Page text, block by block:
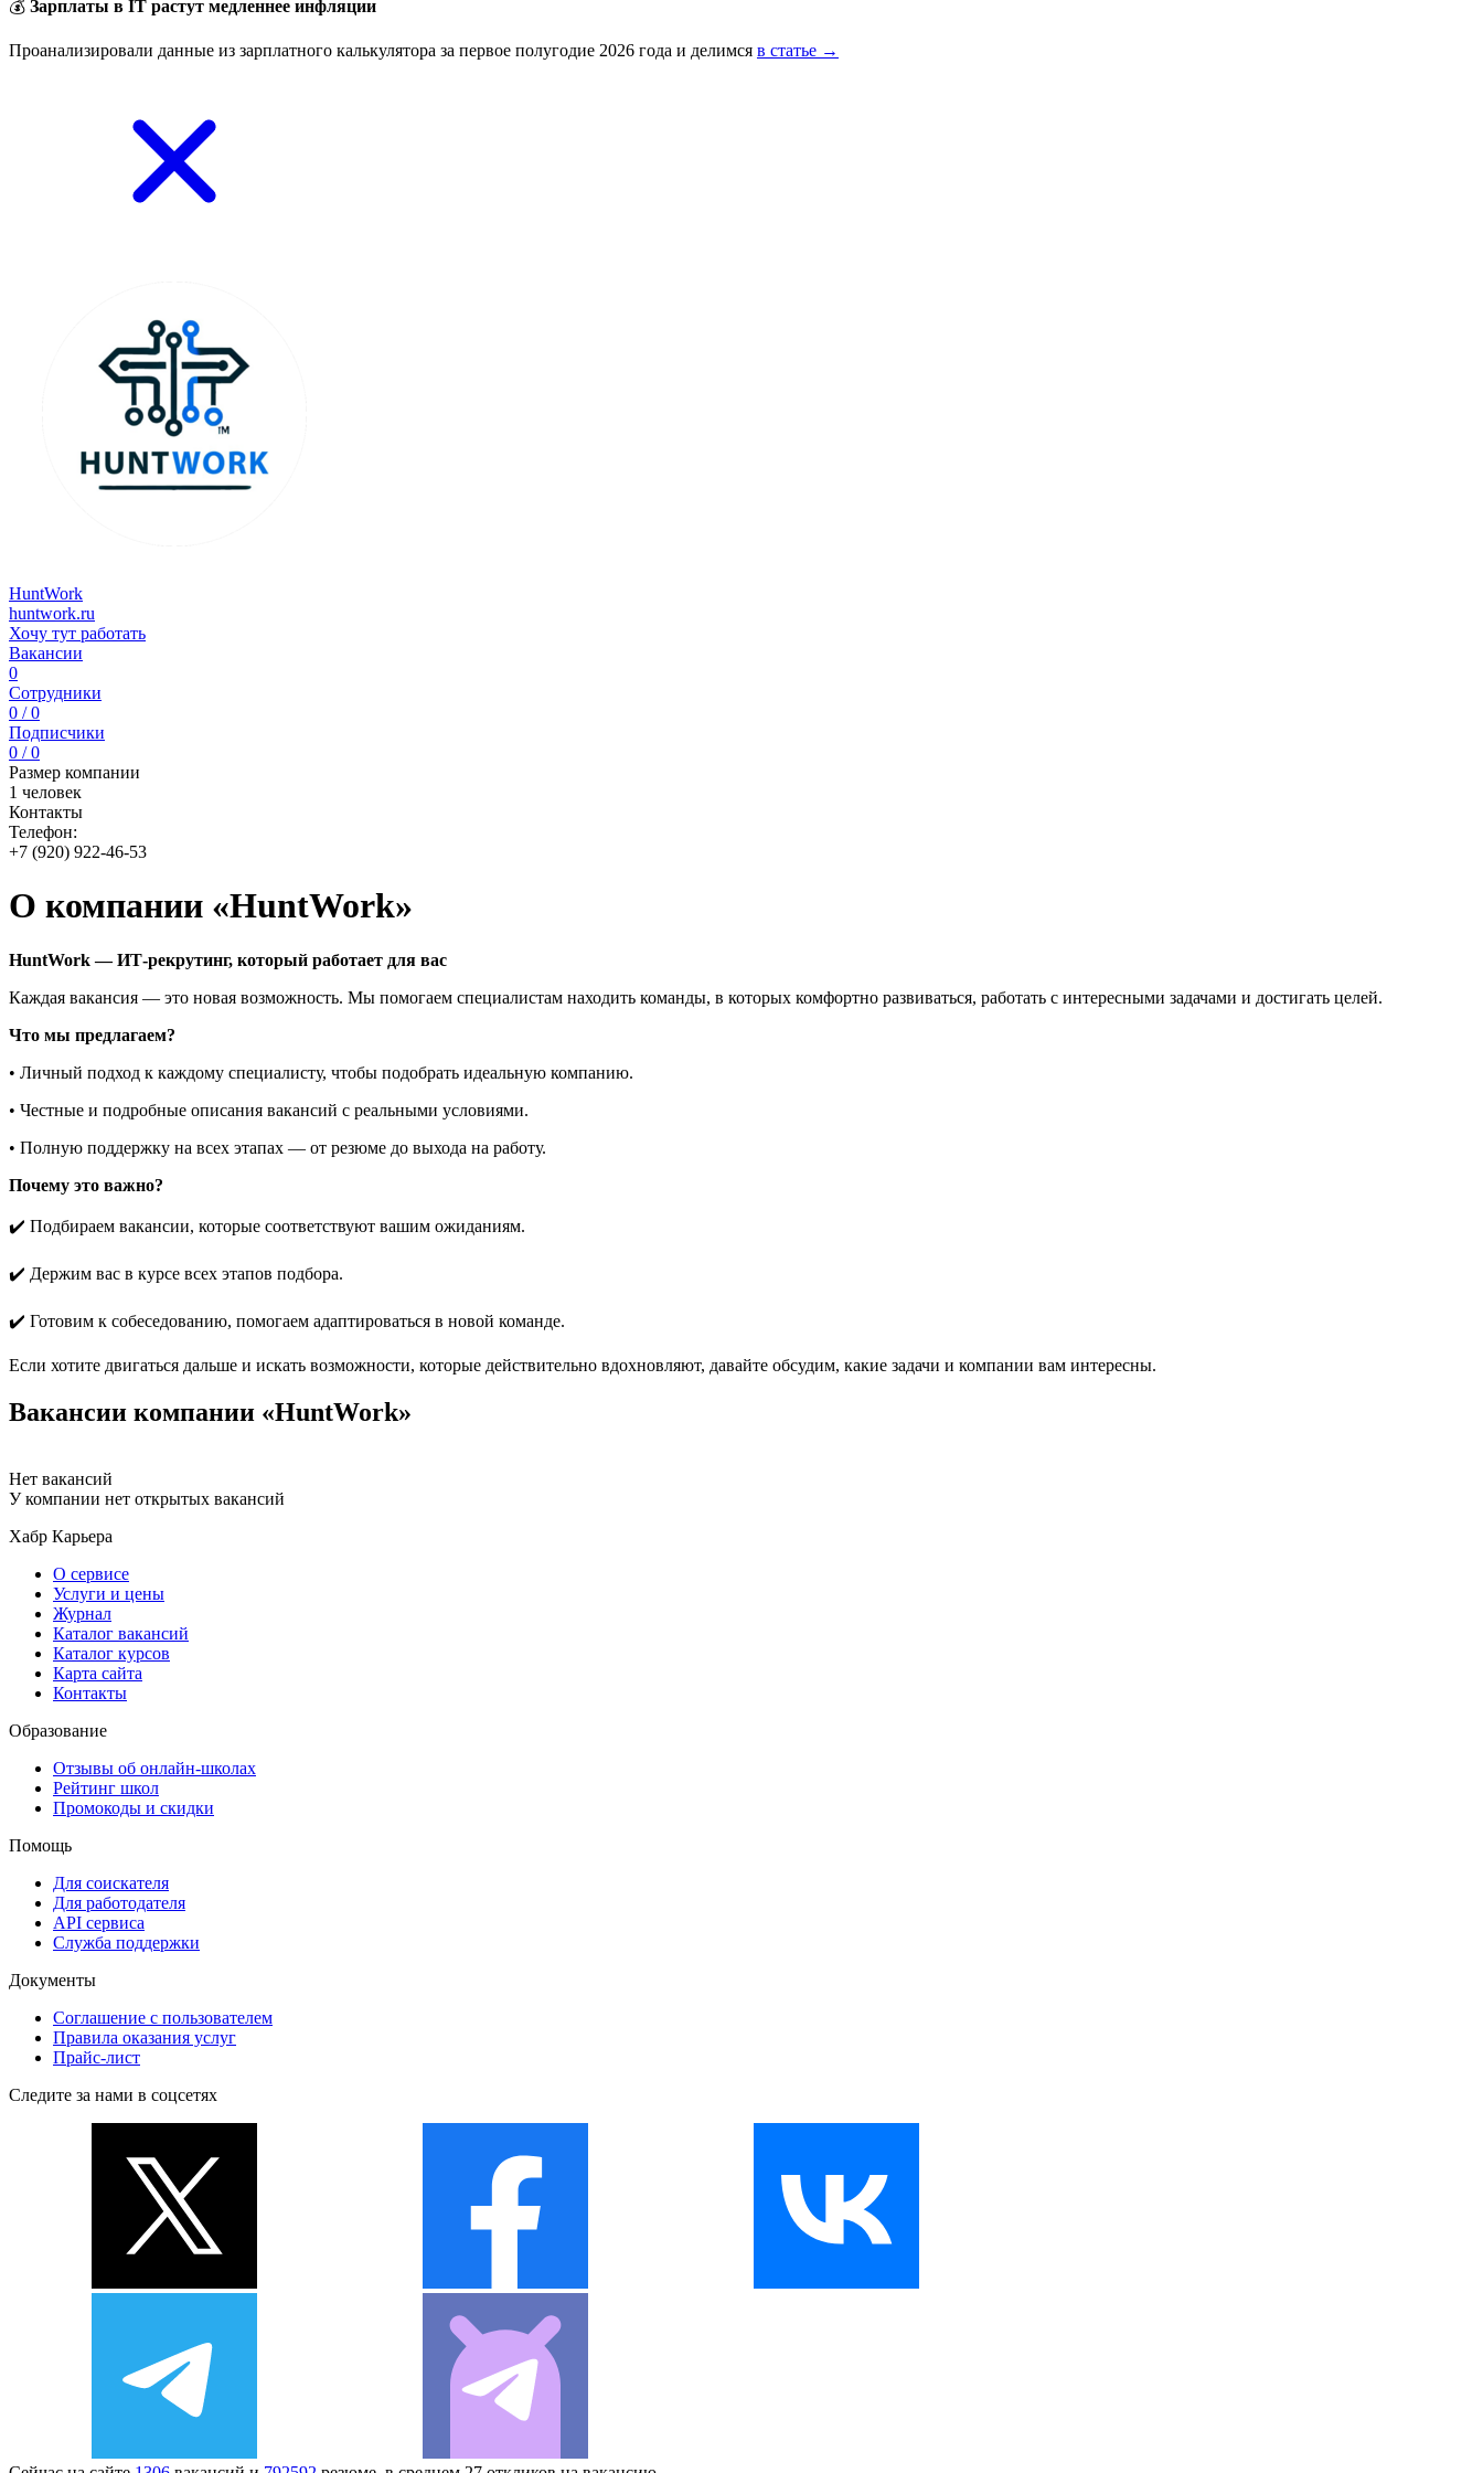
💰 Зарплаты в IT растут медленнее инфляции
Проанализировали данные из зарплатного калькулятора за первое полугодие 2026 года и делимся в статье →
HuntWork
huntwork.ru
Хочу тут работать
Вакансии
0
Сотрудники
0 / 0
Подписчики
0 / 0
Размер компании
1 человек
Контакты
Телефон:
+7 (920) 922-46-53
О компании «HuntWork»
HuntWork — ИТ-рекрутинг, который работает для вас
Каждая вакансия — это новая возможность. Мы помогаем специалистам находить команды, в которых комфортно развиваться, работать с интересными задачами и достигать целей.
Что мы предлагаем?
• Личный подход к каждому специалисту, чтобы подобрать идеальную компанию.
• Честные и подробные описания вакансий с реальными условиями.
• Полную поддержку на всех этапах — от резюме до выхода на работу.
Почему это важно?
✔️ Подбираем вакансии, которые соответствуют вашим ожиданиям.
✔️ Держим вас в курсе всех этапов подбора.
✔️ Готовим к собеседованию, помогаем адаптироваться в новой команде.
Если хотите двигаться дальше и искать возможности, которые действительно вдохновляют, давайте обсудим, какие задачи и компании вам интересны.
Вакансии компании «HuntWork»
Нет вакансий
У компании нет открытых вакансий
Хабр Карьера
О сервисе
Услуги и цены
Журнал
Каталог вакансий
Каталог курсов
Карта сайта
Контакты
Образование
Отзывы об онлайн-школах
Рейтинг школ
Промокоды и скидки
Помощь
Для соискателя
Для работодателя
API сервиса
Служба поддержки
Документы
Соглашение с пользователем
Правила оказания услуг
Прайс-лист
Следите за нами в соцсетях